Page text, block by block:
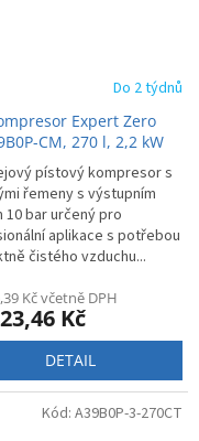
Do 2 týdnů
Expert Zero
CM, 270 l, 2,2 kW
pístový kompresor s
řemeny s výstupním
10 bar určený pro
aplikace s potřebou
čistého vzduchu...
Kč včetně DPH
Kč
DETAIL
Kód: A39B0P-3-270CT